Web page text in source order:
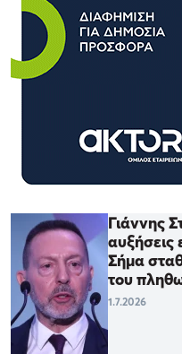
Γιάννης
αυξήσεις
Σήμα
του
1.7.2026